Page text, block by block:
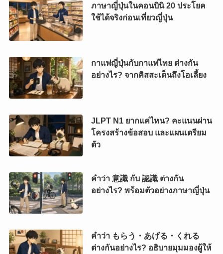
ภาษาญี่ปุ่นในคอนบินิ 20 ประโยค
ใช้ได้จริงก่อนเที่ยวญี่ปุ่น
กาแฟญี่ปุ่นกับกาแฟไทย ต่างกัน
อย่างไร? จากคิสสะเต็นถึงโอเลี้ยง
JLPT N1 ยากแค่ไหน? คะแนนผ่าน
โครงสร้างข้อสอบ และแผนเตรียม
ตัว
คำว่า 意識 กับ 認識 ต่างกัน
อย่างไร? พร้อมตัวอย่างภาษาญี่ปุ่น
คำว่า もらう・あげる・くれる
ต่างกันอย่างไร? อธิบายมุมมองผู้ให้